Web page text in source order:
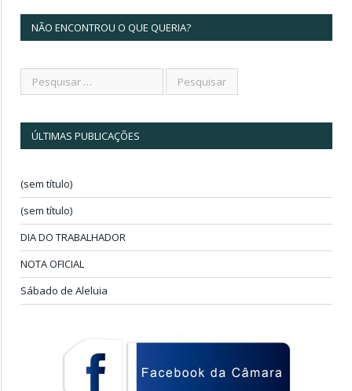
NÃO ENCONTROU O QUE QUERIA?
ÚLTIMAS PUBLICAÇÕES
(sem título)
(sem título)
DIA DO TRABALHADOR
NOTA OFICIAL
Sábado de Aleluia